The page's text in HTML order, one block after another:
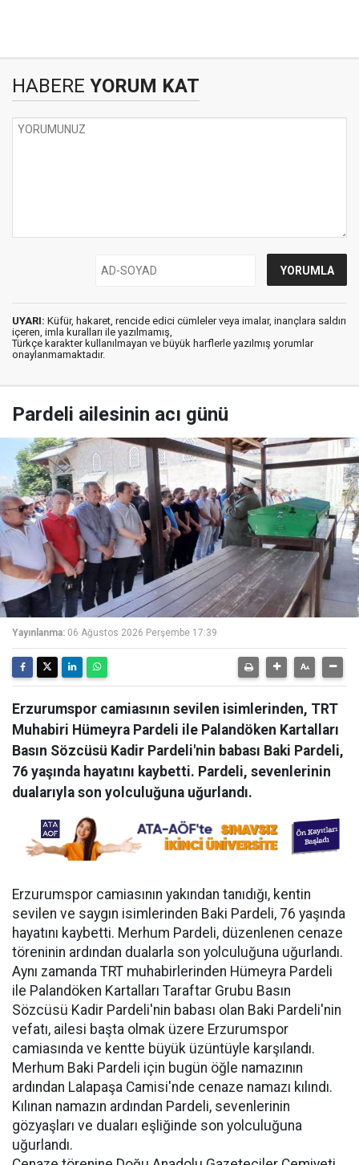
HABERE YORUM KAT
UYARI: Küfür, hakaret, rencide edici cümleler veya imalar, inançlara saldırı
içeren, imla kuralları ile yazılmamış,
Türkçe karakter kullanılmayan ve büyük harflerle yazılmış yorumlar
onaylanmamaktadır.
Pardeli ailesinin acı günü
Yayınlanma: 06 Ağustos 2026 Perşembe 17:39
Erzurumspor camiasının sevilen isimlerinden, TRT
Muhabiri Hümeyra Pardeli ile Palandöken Kartalları
Basın Sözcüsü Kadir Pardeli'nin babası Baki Pardeli,
76 yaşında hayatını kaybetti. Pardeli, sevenlerinin
dualarıyla son yolculuğuna uğurlandı.
Erzurumspor camiasının yakından tanıdığı, kentin
sevilen ve saygın isimlerinden Baki Pardeli, 76 yaşında
hayatını kaybetti. Merhum Pardeli, düzenlenen cenaze
töreninin ardından dualarla son yolculuğuna uğurlandı.
Aynı zamanda TRT muhabirlerinden Hümeyra Pardeli
ile Palandöken Kartalları Taraftar Grubu Basın
Sözcüsü Kadir Pardeli'nin babası olan Baki Pardeli'nin
vefatı, ailesi başta olmak üzere Erzurumspor
camiasında ve kentte büyük üzüntüyle karşılandı.
Merhum Baki Pardeli için bugün öğle namazının
ardından Lalapaşa Camisi'nde cenaze namazı kılındı.
Kılınan namazın ardından Pardeli, sevenlerinin
gözyaşları ve duaları eşliğinde son yolculuğuna
uğurlandı.